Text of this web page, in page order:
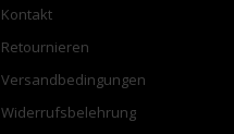
Kontakt
Retournieren
Versandbedingungen
Widerrufsbelehrung